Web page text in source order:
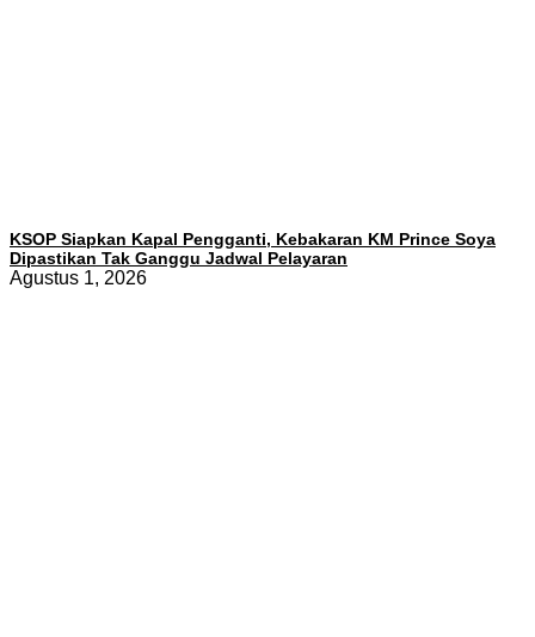
KSOP Siapkan Kapal Pengganti, Kebakaran KM Prince Soya
Dipastikan Tak Ganggu Jadwal Pelayaran
Agustus 1, 2026